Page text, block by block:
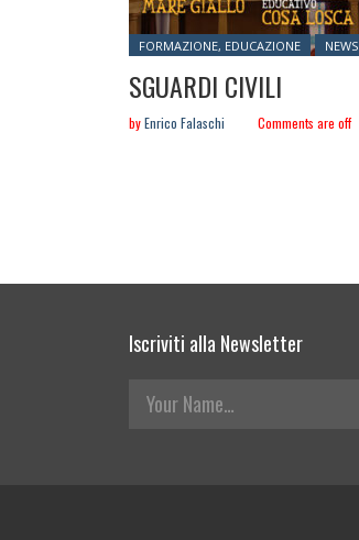
Posted in:
FORMAZIONE, EDUCAZIONE NEWS
SGUARDI CIVILI
byEnrico Falaschi Comments are off
Iscriviti alla Newsletter
Your Name